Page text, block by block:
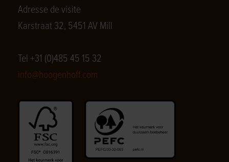
Adresse de visite
Karstraat 32, 5451 AV Mill
Tel +31 (0)485 45 15 32
info@hoogenhoff.com